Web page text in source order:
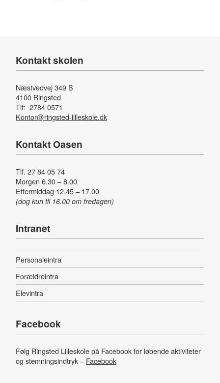
Kontakt skolen
Næstvedvej 349 B
4100 Ringsted
Tlf: 2784 0571
Kontor@ringsted-lilleskole.dk
Kontakt Oasen
Tlf. 27 84 05 74
Morgen 6.30 – 8.00
Eftermiddag 12.45 – 17.00
(dog kun til 16.00 om fredagen)
Intranet
Personaleintra
Forældreintra
Elevintra
Facebook
Følg Ringsted Lilleskole på Facebook for løbende aktiviteter
og stemningsindtryk – Facebook